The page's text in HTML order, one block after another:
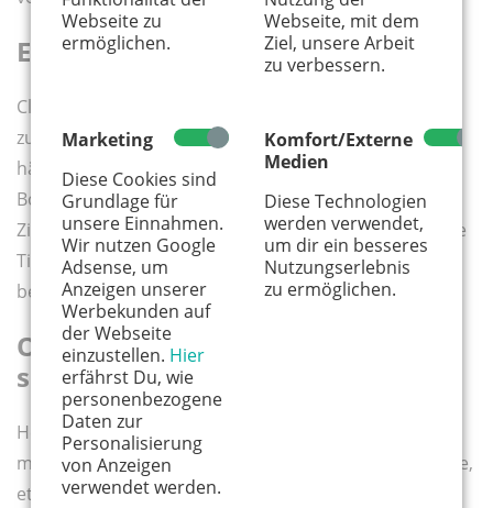
Webseite zu
ermöglichen.
Webseite, mit dem
Ziel, unsere Arbeit
zu verbessern.
Marketing
Diese Cookies sind
Grundlage für
unsere Einnahmen.
Wir nutzen Google
Adsense, um
Anzeigen unserer
Werbekunden auf
der Webseite
einzustellen. Hier
erfährst Du, wie
personenbezogene
Daten zur
Personalisierung
von Anzeigen
verwendet werden.
Komfort/Externe
Medien
Diese Technologien
werden verwendet,
um dir ein besseres
Nutzungserlebnis
zu ermöglichen.
Einzigartiges Mobiliar
Clevere Auftragsmöbel vom Schreiner passen genau
zum Raum- und Ordnungsbedarf unserer Kleinen. So
hängen etwa Schränke an Wänden und lassen mehr
Bodenfläche zum Schieben von Spielzeug an den
Zimmerrand frei. Ebenso hängen wir Möbel und kleine
Tische als Klappvarianten rasch an Wände – für
besonders viel Tanz- und Spielfläche.
Optisch Platz und Ordnung
schaffen
Helle Wände machen Zimmer gefühlt groß. Zugleich
markieren kleine bunte Wandteile besondere Bereiche,
etwa für die Kuschel- und Leseecke. Bemalbare und